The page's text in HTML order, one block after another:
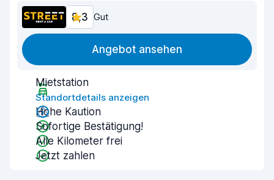
8,3 Gut
Angebot ansehen
Mietstation
Standortdetails anzeigen
Hohe Kaution
Sofortige Bestätigung!
Alle Kilometer frei
Jetzt zahlen